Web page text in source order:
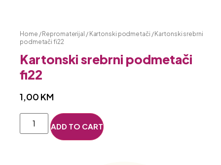
Home /Repromaterijal / Kartonski podmetači / Kartonski srebrni
podmetači fi22
Kartonski srebrni podmetači
fi22
1,00 KM
ADD TO CART